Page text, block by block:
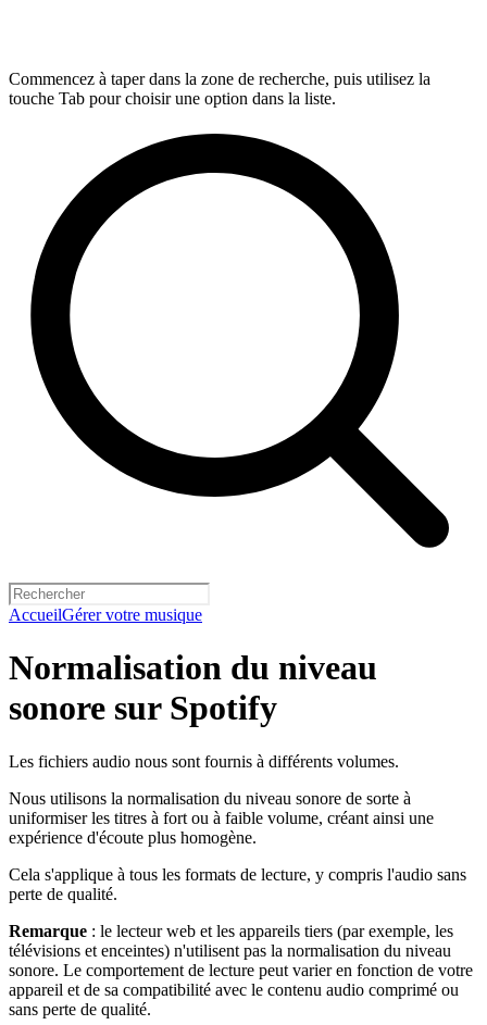
Commencez à taper dans la zone de recherche, puis utilisez la
touche Tab pour choisir une option dans la liste.
AccueilGérer votre musique
Normalisation du niveau
sonore sur Spotify
Les fichiers audio nous sont fournis à différents volumes.
Nous utilisons la normalisation du niveau sonore de sorte à
uniformiser les titres à fort ou à faible volume, créant ainsi une
expérience d'écoute plus homogène.
Cela s'applique à tous les formats de lecture, y compris l'audio sans
perte de qualité.
Remarque : le lecteur web et les appareils tiers (par exemple, les
télévisions et enceintes) n'utilisent pas la normalisation du niveau
sonore. Le comportement de lecture peut varier en fonction de votre
appareil et de sa compatibilité avec le contenu audio comprimé ou
sans perte de qualité.